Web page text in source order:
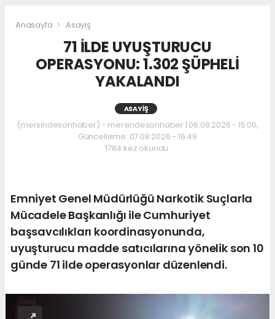
Anasayfa Asayiş
71 İLDE UYUŞTURUCU
OPERASYONU: 1.302 ŞÜPHELİ
YAKALANDI
ASAYIŞ
(mersindesonhaber) - mersindesonhaber | 06.08.2026 - 15:00,
Güncelleme: 07.08.2026 - 16:49
1784 kez okundu.
Emniyet Genel Müdürlüğü Narkotik Suçlarla
Mücadele Başkanlığı ile Cumhuriyet
başsavcılıkları koordinasyonunda,
uyuşturucu madde satıcılarına yönelik son 10
günde 71 ilde operasyonlar düzenlendi.